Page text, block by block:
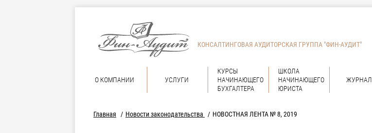
КОНСАЛТИНГОВАЯ АУДИТОРСКАЯ ГРУППА "ФИН-АУДИТ"
О КОМПАНИИ УСЛУГИ
КУРСЫ
НАЧИНАЮЩЕГО
БУХГАЛТЕРА
ШКОЛА
НАЧИНАЮЩЕГО
ЮРИСТА
ЖУРНАЛ
Главная Новости законодательства НОВОСТНАЯ ЛЕНТА № 8, 2019